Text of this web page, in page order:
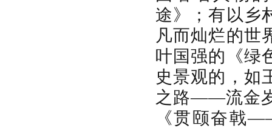
途》；有以乡
凡而灿烂的世
叶国强的《绿
史景观的，如
之路——流金
《贯颐奋戟